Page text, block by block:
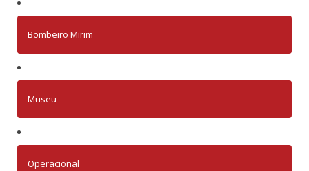
Bombeiro Mirim
Museu
Operacional